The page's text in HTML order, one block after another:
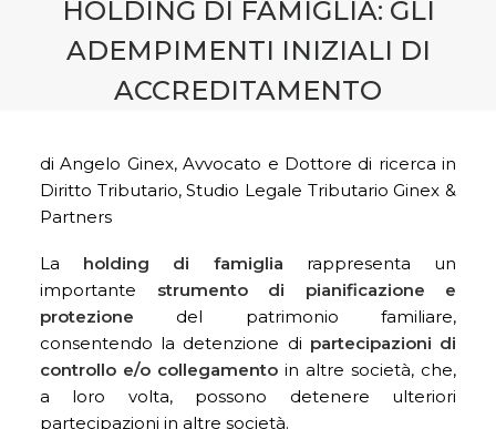
HOLDING DI FAMIGLIA: GLI
ADEMPIMENTI INIZIALI DI
ACCREDITAMENTO
di Angelo Ginex, Avvocato e Dottore di ricerca in
Diritto Tributario, Studio Legale Tributario Ginex &
Partners
La holding di famiglia rappresenta un
importante strumento di pianificazione e
protezione del patrimonio familiare,
consentendo la detenzione di partecipazioni di
controllo e/o collegamento in altre società, che,
a loro volta, possono detenere ulteriori
partecipazioni in altre società.